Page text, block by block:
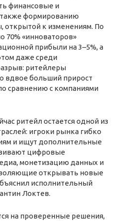
финансовые и
также формированию
открытой к изменениям. По
70% «инноваторов»
прибыли на 3–5%, а
даже среди
ритейлеры
вдвое больший прирост
сравнению с компаниями
ритейл остается одной из
игроки рынка гибко
и ищут дополнительные
цифровые
монетизацию данных и
открывать новые
исполнительный
Локтев.
на проверенные решения,